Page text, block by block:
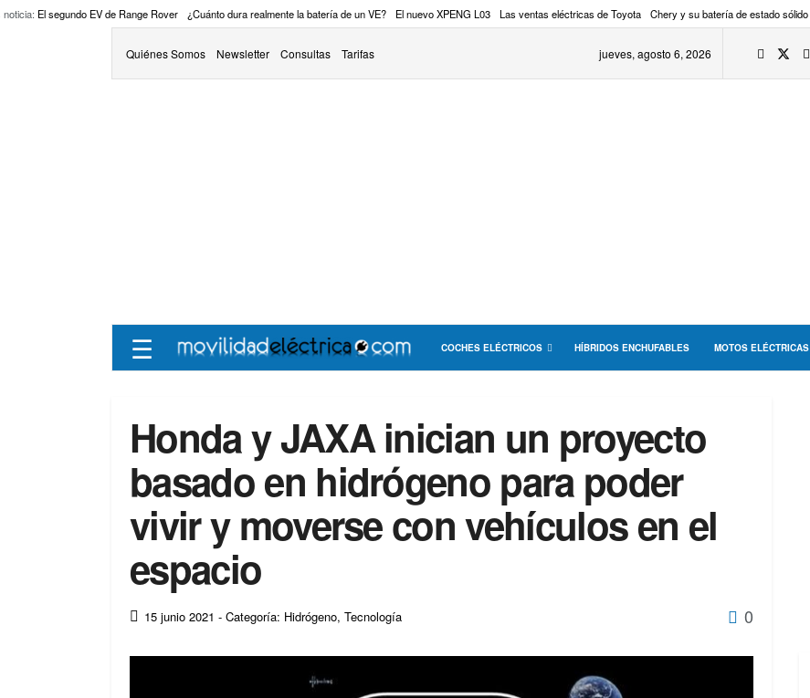
noticia: El segundo EV de Range Rover ¿Cuánto dura realmente la batería de un VE? El nuevo XPENG L03 Las ventas eléctricas de Toyota Chery y su batería de estado sólido
Quiénes Somos Newsletter Consultas Tarifas jueves, agosto 6, 2026
☰ COCHES ELÉCTRICOS HÍBRIDOS ENCHUFABLES MOTOS ELÉCTRICAS
Honda y JAXA inician un proyecto
basado en hidrógeno para poder
vivir y moverse con vehículos en el
espacio
15 junio 2021 - Categoría: Hidrógeno, Tecnología 0